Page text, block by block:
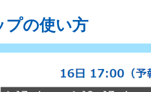
プの使い方